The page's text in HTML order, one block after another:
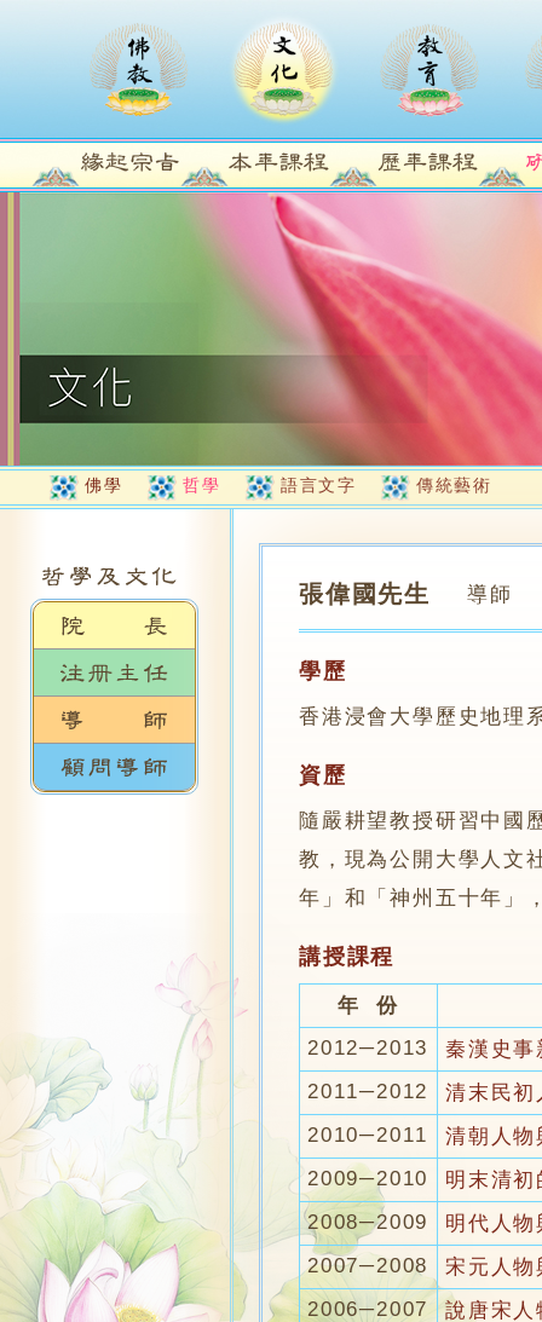
佛學 哲學 語言文字 傳統藝術
張偉國先生 導師
學歷
香港浸會大學歷史地理
資歷
隨嚴耕望教授研習中國
教，現為公開大學人文
年」和「神州五十年」
講授課程
年 份
2012─2013
秦漢史事
2011─2012
清末民初
2010─2011
清朝人物
2009─2010
明末清
2008─2009
明代人
2007─2008
宋元人物
2006─2007
說唐宋人